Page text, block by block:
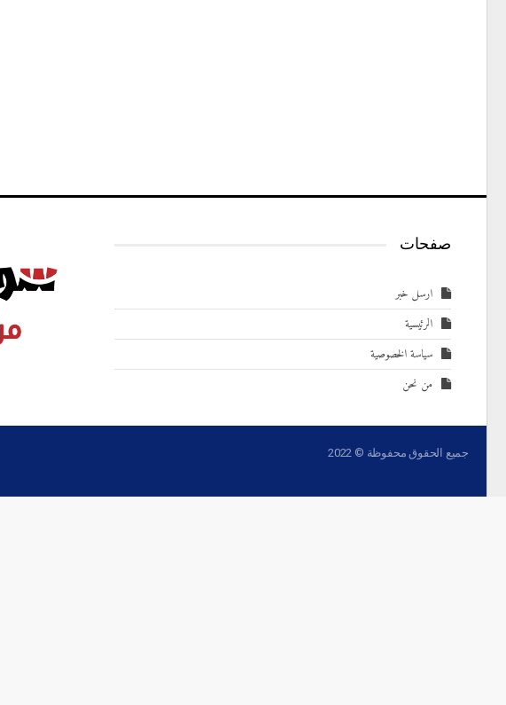
صفحات
ارسل خبر
الرئيسية
سياسة الخصوصية
من نحن
جميع الحقوق محفوظة © 2022